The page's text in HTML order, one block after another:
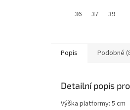
36 37 39
Popis Podobné
Detailní popis
Výška platformy: 5 cm